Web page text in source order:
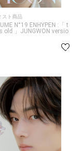
スト商品
N°19 ENHYPEN :「 t
old 」JUNGWON versio